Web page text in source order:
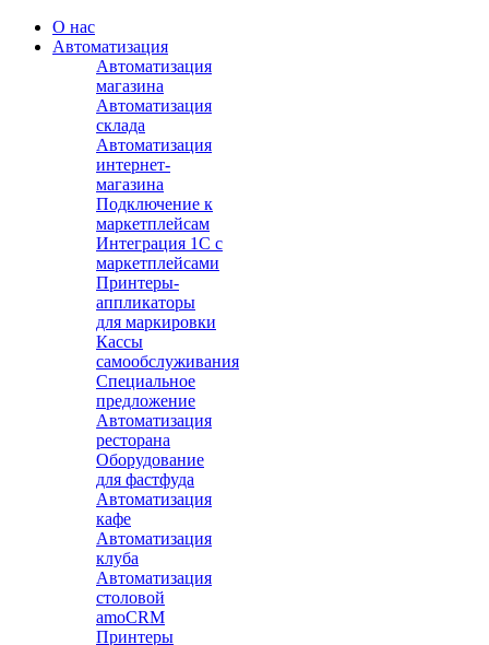
О нас
Автоматизация
Автоматизация
магазина
Автоматизация
склада
Автоматизация
интернет-
магазина
Подключение к
маркетплейсам
Интеграция 1С с
маркетплейсами
Принтеры-
аппликаторы
для маркировки
Кассы
самообслуживания
Специальное
предложение
Автоматизация
ресторана
Оборудование
для фастфуда
Автоматизация
кафе
Автоматизация
клуба
Автоматизация
столовой
amoCRM
Принтеры